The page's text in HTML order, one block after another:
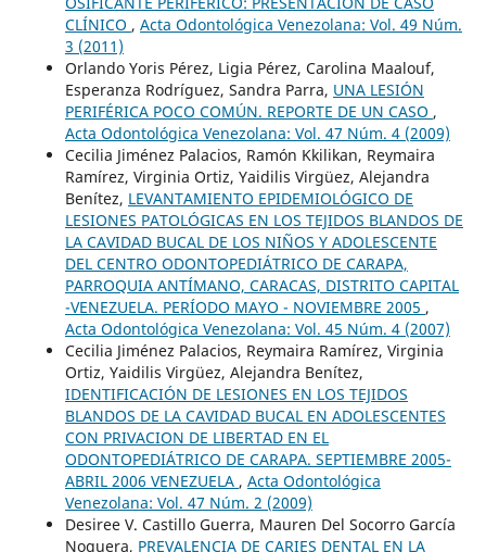
CLÍNICO , Acta Odontológica Venezolana: Vol. 49 Núm.
3 (2011)
Orlando Yoris Pérez, Ligia Pérez, Carolina Maalouf,
Esperanza Rodríguez, Sandra Parra, UNA LESIÓN
PERIFÉRICA POCO COMÚN. REPORTE DE UN CASO ,
Acta Odontológica Venezolana: Vol. 47 Núm. 4 (2009)
Cecilia Jiménez Palacios, Ramón Kkilikan, Reymaira
Ramírez, Virginia Ortiz, Yaidilis Virgüez, Alejandra
Benítez, LEVANTAMIENTO EPIDEMIOLÓGICO DE
LESIONES PATOLÓGICAS EN LOS TEJIDOS BLANDOS DE
LA CAVIDAD BUCAL DE LOS NIÑOS Y ADOLESCENTE
DEL CENTRO ODONTOPEDIÁTRICO DE CARAPA,
PARROQUIA ANTÍMANO, CARACAS, DISTRITO CAPITAL
-VENEZUELA. PERÍODO MAYO - NOVIEMBRE 2005 ,
Acta Odontológica Venezolana: Vol. 45 Núm. 4 (2007)
Cecilia Jiménez Palacios, Reymaira Ramírez, Virginia
Ortiz, Yaidilis Virgüez, Alejandra Benítez,
IDENTIFICACIÓN DE LESIONES EN LOS TEJIDOS
BLANDOS DE LA CAVIDAD BUCAL EN ADOLESCENTES
CON PRIVACION DE LIBERTAD EN EL
ODONTOPEDIÁTRICO DE CARAPA. SEPTIEMBRE 2005-
ABRIL 2006 VENEZUELA , Acta Odontológica
Venezolana: Vol. 47 Núm. 2 (2009)
Desiree V. Castillo Guerra, Mauren Del Socorro García
Noguera, PREVALENCIA DE CARIES DENTAL EN LA